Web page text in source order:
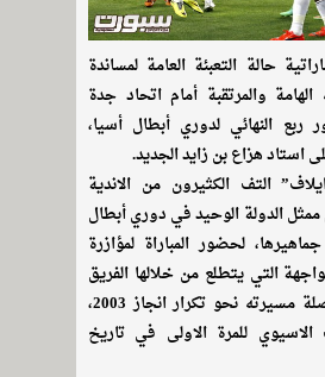
حالة التعبئة العامة لمساندة
الهامة والمرتقبة أمام اتحاد جدة
ربع النهائي لدوري أبطال أسيا،
استاد هزاع بن زايد الجديد.
التف الكثيرون من الاندية
ممثل الدولة الوحيد في دوري أبطال
لحضور المباراة لمؤازرة
التي يتطلع من خلالها الفريق
الاماراتي الى مواصلة مسيرته نحو تكرار انجاز 2003،
الاسيوي للمرة الاولى في تاريخ